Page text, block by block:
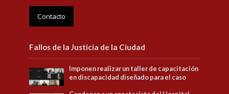
Contacto
Fallos de la Justicia de la Ciudad
Imponen realizar un taller de capacitación
en discapacidad diseñado para el caso